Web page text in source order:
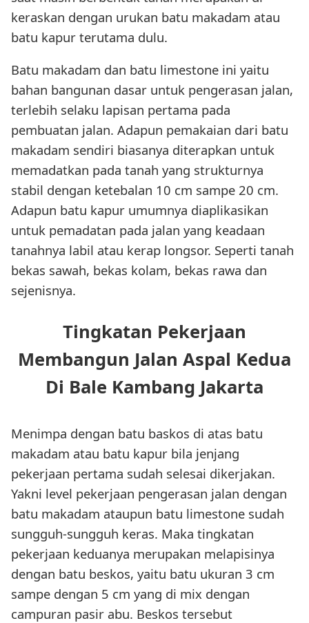
keraskan dengan urukan batu makadam atau
batu kapur terutama dulu.
Batu makadam dan batu limestone ini yaitu
bahan bangunan dasar untuk pengerasan jalan,
terlebih selaku lapisan pertama pada
pembuatan jalan. Adapun pemakaian dari batu
makadam sendiri biasanya diterapkan untuk
memadatkan pada tanah yang strukturnya
stabil dengan ketebalan 10 cm sampe 20 cm.
Adapun batu kapur umumnya diaplikasikan
untuk pemadatan pada jalan yang keadaan
tanahnya labil atau kerap longsor. Seperti tanah
bekas sawah, bekas kolam, bekas rawa dan
sejenisnya.
Tingkatan Pekerjaan
Membangun Jalan Aspal Kedua
Di Bale Kambang Jakarta
Menimpa dengan batu baskos di atas batu
makadam atau batu kapur bila jenjang
pekerjaan pertama sudah selesai dikerjakan.
Yakni level pekerjaan pengerasan jalan dengan
batu makadam ataupun batu limestone sudah
sungguh-sungguh keras. Maka tingkatan
pekerjaan keduanya merupakan melapisinya
dengan batu beskos, yaitu batu ukuran 3 cm
sampe dengan 5 cm yang di mix dengan
campuran pasir abu. Beskos tersebut